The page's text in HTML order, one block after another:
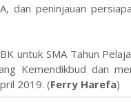
dan peninjauan
untuk SMA Tahun
Kemendikbud dan
2019. (Ferry Harefa)